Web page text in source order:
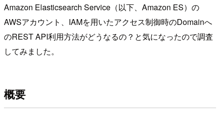
Amazon Elasticsearch Service（以下、Amazon ES）の
AWSアカウント、IAMを用いたアクセス制御時のDomainへ
のREST API利用方法がどうなるの？と気になったので調査
してみました。
概要